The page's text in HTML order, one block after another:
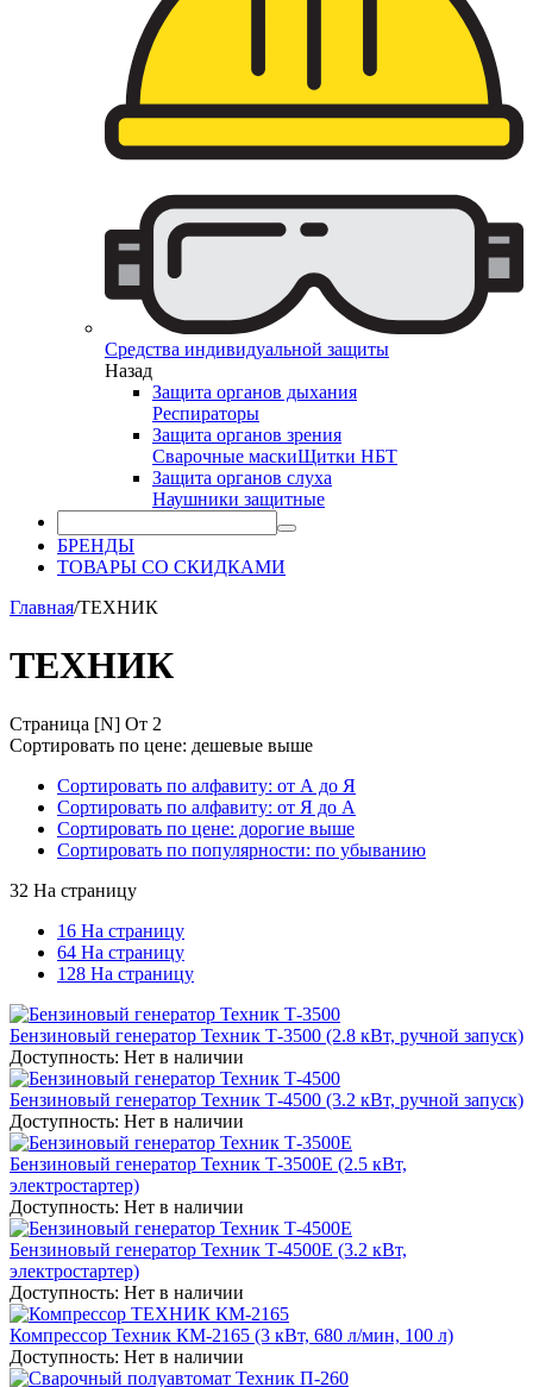
Средства индивидуальной защиты
Назад
Защита органов дыхания
Респираторы
Защита органов зрения
Сварочные маскиЩитки НБТ
Защита органов слуха
Наушники защитные
БРЕНДЫ
ТОВАРЫ СО СКИДКАМИ
Главная/ТЕХНИК
ТЕХНИК
Страница [N] От 2
Сортировать по цене: дешевые выше
Сортировать по алфавиту: от А до Я
Сортировать по алфавиту: от Я до А
Сортировать по цене: дорогие выше
Сортировать по популярности: по убыванию
32 На страницу
16 На страницу
64 На страницу
128 На страницу
Бензиновый генератор Техник Т-3500 (2.8 кВт, ручной запуск)
Доступность: Нет в наличии
Бензиновый генератор Техник Т-4500 (3.2 кВт, ручной запуск)
Доступность: Нет в наличии
Бензиновый генератор Техник Т-3500Е (2.5 кВт,
электростартер)
Доступность: Нет в наличии
Бензиновый генератор Техник Т-4500Е (3.2 кВт,
электростартер)
Доступность: Нет в наличии
Компрессор Техник КМ-2165 (3 кВт, 680 л/мин, 100 л)
Доступность: Нет в наличии